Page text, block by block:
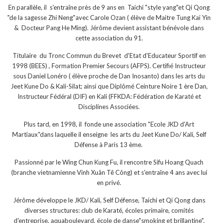
En parallèle, il s'entraîne près de 9 ans en Taichi "style yang"et Qi Qong
"de la sagesse Zhi Neng"avec Carole Ozan ( élève de Maitre Tung Kai Yin
& Docteur Pang He Ming). Jérôme devient assistant bénévole dans
cette association du 91.
Titulaire du Tronc Commun du Brevet d'Etat d'Educateur Sportif en
1998 (BEES) , Formation Premier Secours (AFPS). Certifié Instructeur
sous Daniel Lonéro ( élève proche de Dan Inosanto) dans les arts du
Jeet Kune Do & Kali-Silat; ainsi que Diplômé Ceinture Noire 1 ère Dan,
Instructeur Fédéral (DIF) en Kali (FFKDA: Fédération de Karaté et
Disciplines Associées.
Plus tard, en 1998, il fonde une association "Ecole JKD d'Art
Martiaux"dans laquelle il enseigne les arts du Jeet Kune Do/ Kali, Self
Défense à Paris 13 ème.
Passionné par le Wing Chun Kung Fu, il rencontre Sifu Hoang Quach
(branche vietnamienne Vinh Xuân Tê Công) et s'entraîne 4 ans avec lui
en privé.
Jérôme développe le JKD/ Kali, Self Défense, Taichi et Qi Qong dans
diverses structures: club de Karaté, écoles primaire, comités
d'entreprise, aquaboulevard, école de danse"smoking et brillantine",